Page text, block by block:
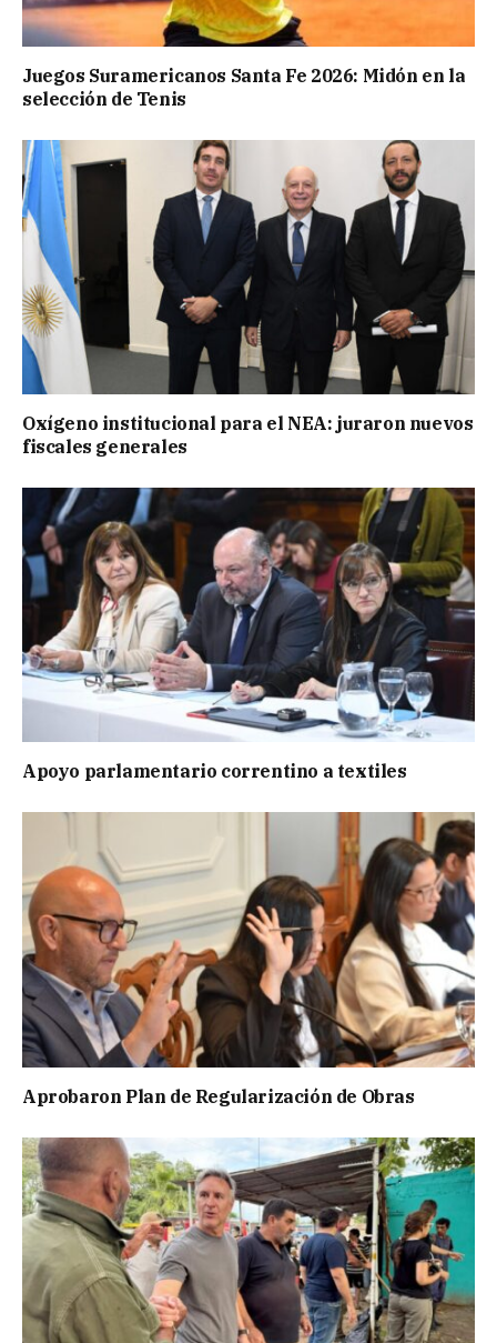
Juegos Suramericanos Santa Fe 2026: Midón en la
selección de Tenis
Oxígeno institucional para el NEA: juraron nuevos
fiscales generales
Apoyo parlamentario correntino a textiles
Aprobaron Plan de Regularización de Obras